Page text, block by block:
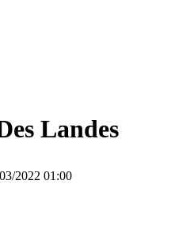
Landes
2022 01:00